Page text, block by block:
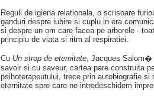
Reguli de igiena relationala, o scrisoare
ganduri despre iubire si cuplu in era
si despre un om care facea pe arborele -
principiu de viata si ritm al respiratiei.
Cu Un strop de eternitate, Jacques Salom�
savoir si cu saveur, cartea pare construita
psihoterapeutului, trece prin autobiografie
eternitate spre care ne intredeschidem